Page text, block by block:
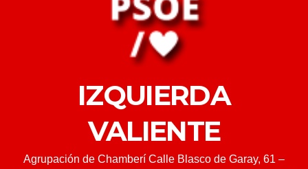
IZQUIERDA
VALIENTE
Agrupación de Chamberí Calle Blasco de Garay, 61 –